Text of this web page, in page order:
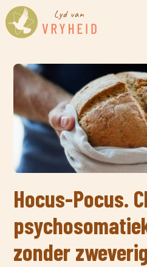
Hocus-Pocus.
zonder